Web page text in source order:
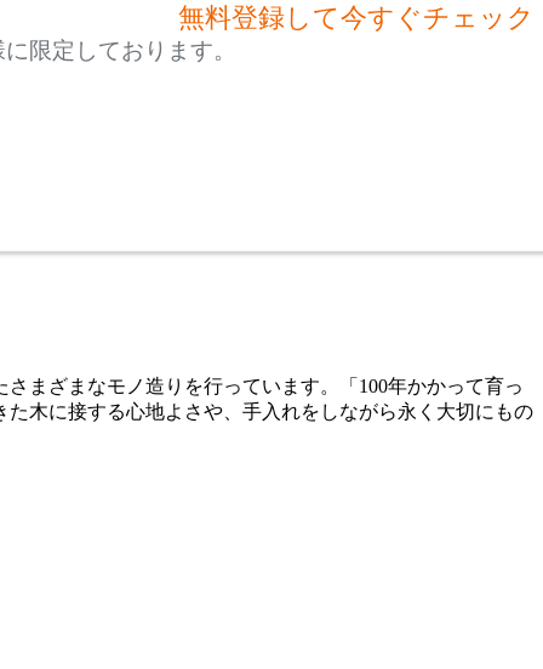
無料登録して今すぐチェック
限定しております。
まざまなモノ造りを行っています。「100年かかって育っ
木に接する心地よさや、手入れをしながら永く大切にもの